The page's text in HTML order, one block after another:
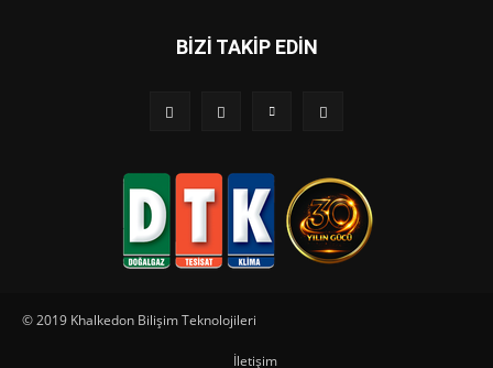
BİZİ TAKİP EDİN
© 2019 Khalkedon Bilişim Teknolojileri
İletişim